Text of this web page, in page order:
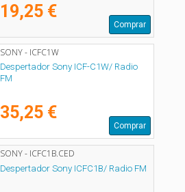
19,25 €
Comprar
SONY - ICFC1W
Despertador Sony ICF-C1W/ Radio
FM
35,25 €
Comprar
SONY - ICFC1B.CED
Despertador Sony ICFC1B/ Radio FM